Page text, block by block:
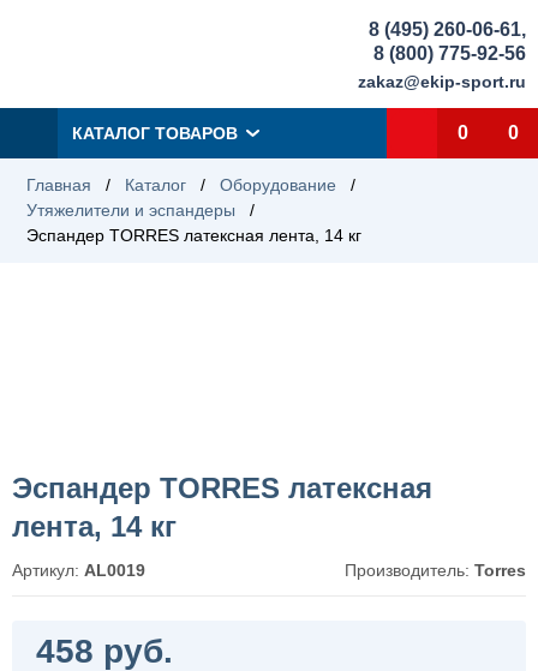
8 (495) 260-06-61,
8 (800) 775-92-56
zakaz@ekip-sport.ru
КАТАЛОГ ТОВАРОВ 0 0
Главная / Каталог / Оборудование
/
Утяжелители и эспандеры
/
Эспандер TORRES латексная лента, 14 кг
Эспандер TORRES латексная
лента, 14 кг
Артикул: AL0019 Производитель: Torres
458 руб.